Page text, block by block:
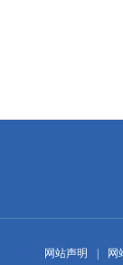
网站声明
网